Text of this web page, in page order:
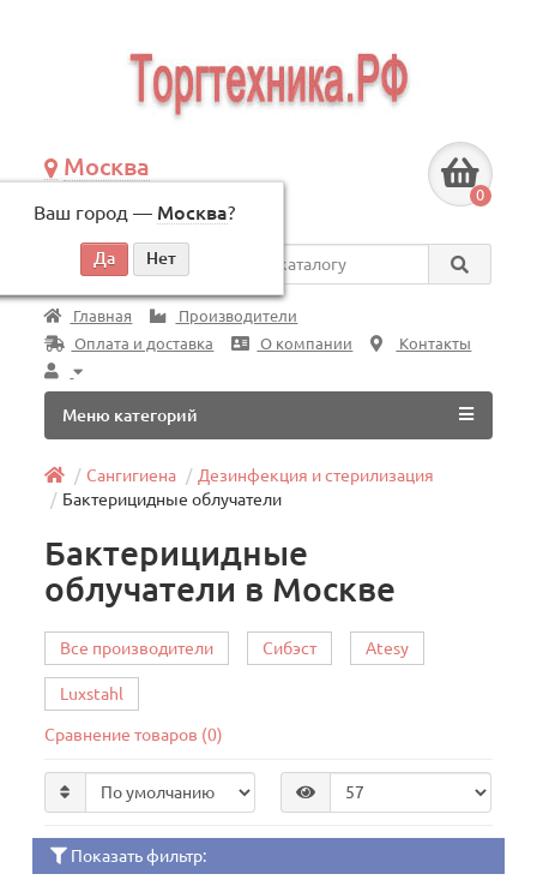
Москва
Ваш город — Москва?
по будням, с 09:00 до 18:00
0
Везде
Главная
Производители
Оплата и доставка
О компании Контакты
Меню категорий
Сангигиена
Дезинфекция и стерилизация
Бактерицидные облучатели
Бактерицидные
облучатели в Москве
Все производители Сибэст Atesy
Luxstahl
Сравнение товаров (0)
Показать фильтр: